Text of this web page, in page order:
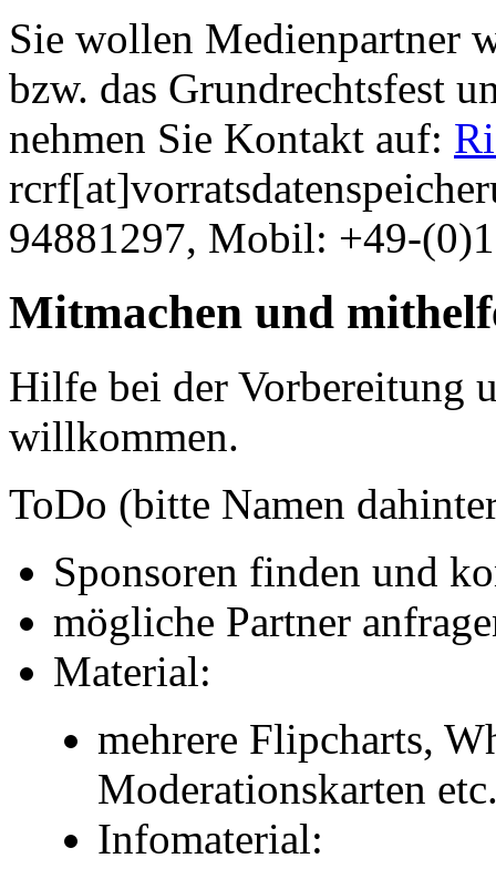
Sie wollen Medienpartner
bzw. das Grundrechtsfest
nehmen Sie Kontakt auf:
94881297, Mobil: +49-
Mitmachen und
Hilfe bei der Vorbereitung
willkommen.
ToDo (bitte Namen
Sponsoren finden und
mögliche Partner
Material:
mehrere Flipcharts,
Moderationskarten
Infomaterial: